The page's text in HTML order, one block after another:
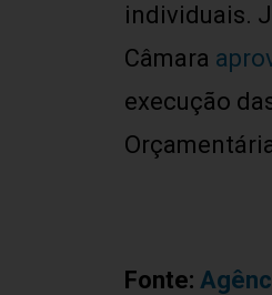
individuais.
Câmara
execução
Fonte: